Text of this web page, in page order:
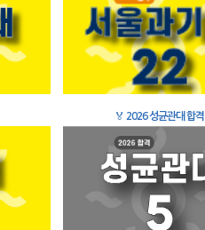
🏅 2026 성균관대 합격